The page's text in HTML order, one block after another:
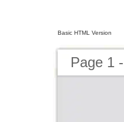
Basic HTML Version
Page 1